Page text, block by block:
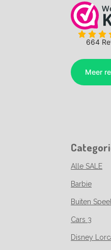
Alle SALE
Barbie
Buiten
Cars 3
Disney